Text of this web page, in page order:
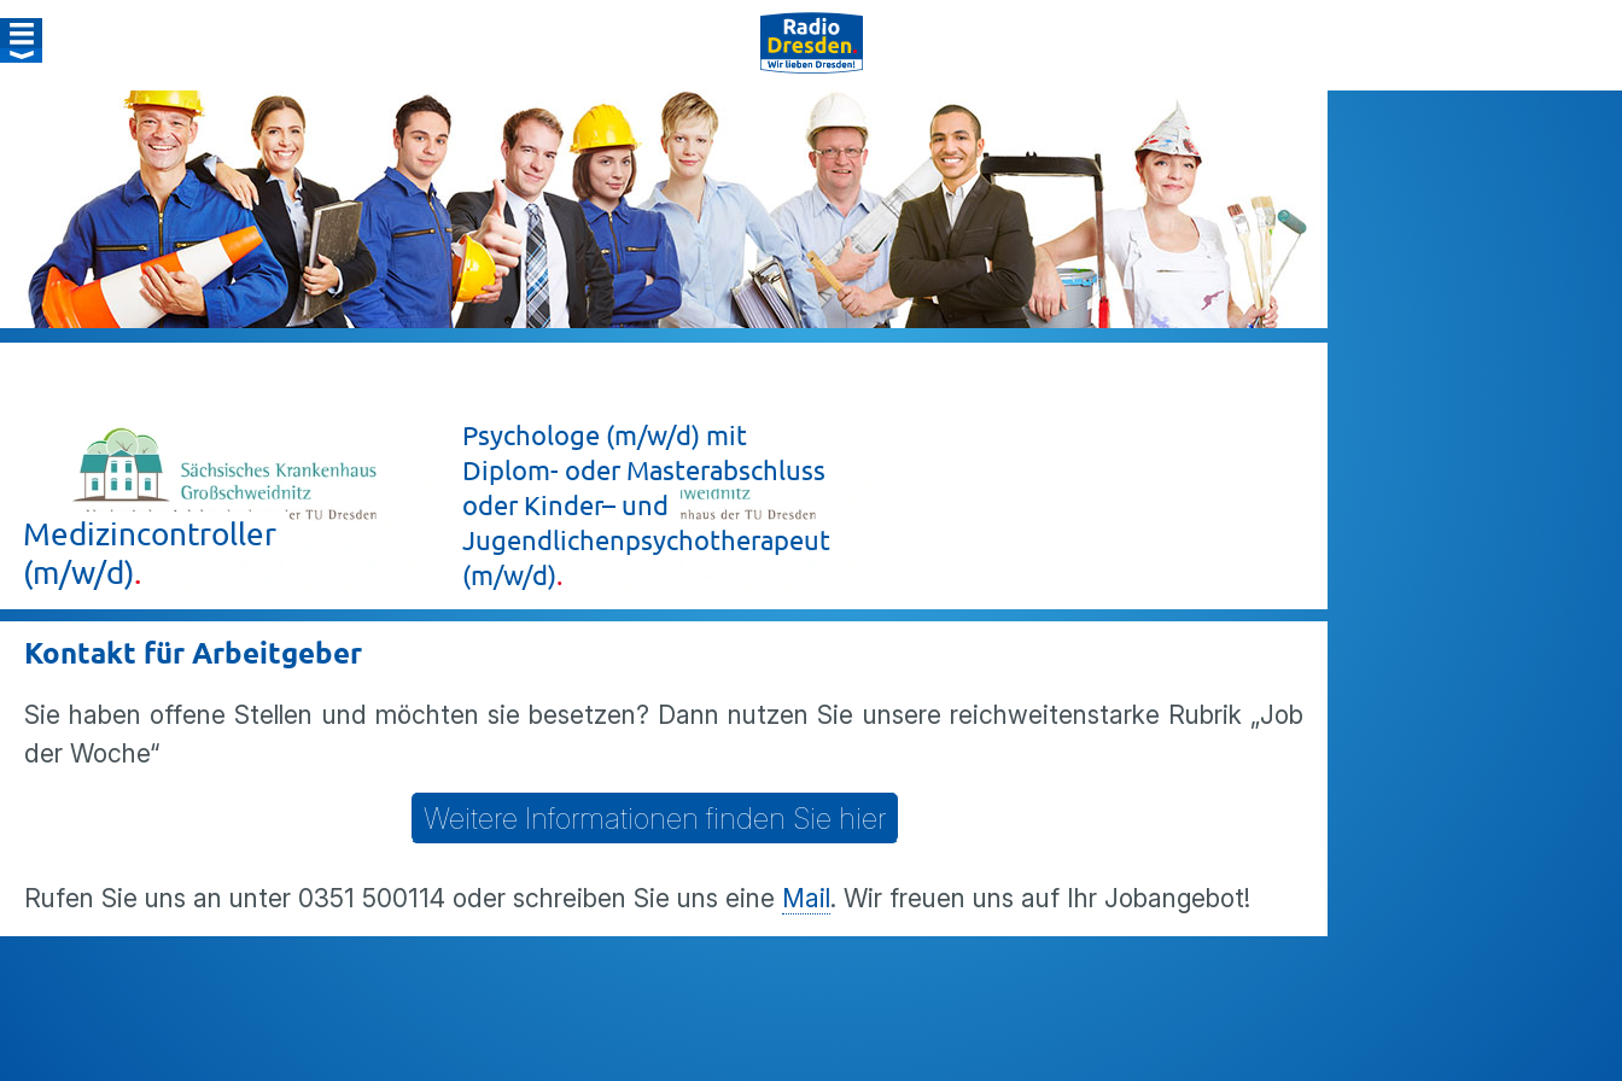
Medizincontroller
(m/w/d)
Psychologe (m/w/d) mit
Diplom- oder Masterabschluss
oder Kinder– und
Jugendlichenpsychotherapeut
(m/w/d)
Kontakt für Arbeitgeber
Sie haben offene Stellen und möchten sie besetzen? Dann nutzen Sie unsere reichweitenstarke Rubrik „Job
der Woche“
Weitere Informationen finden Sie hier
Rufen Sie uns an unter 0351 500114 oder schreiben Sie uns eine Mail. Wir freuen uns auf Ihr Jobangebot!